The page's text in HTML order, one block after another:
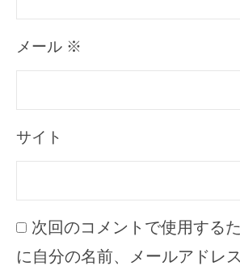
メール ※
サイト
次回のコメントで使用する
に自分の名前、メールアドレ